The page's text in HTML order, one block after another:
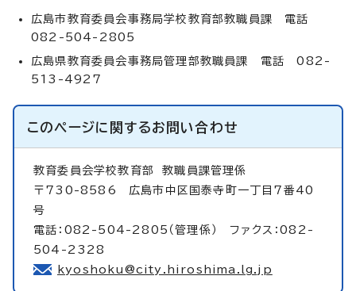
広島市教育委員会事務局学校教育部教職員課 電話
082-504-2805
広島県教育委員会事務局管理部教職員課 電話 082-
513-4927
このページに関するお問い合わせ
教育委員会学校教育部教職員課管理係
〒730-8586 広島市中区国泰寺町一丁目7番40
号
電話：082-504-2805（管理係） ファクス：082-
504-2328
kyoshoku@city.hiroshima.lg.jp